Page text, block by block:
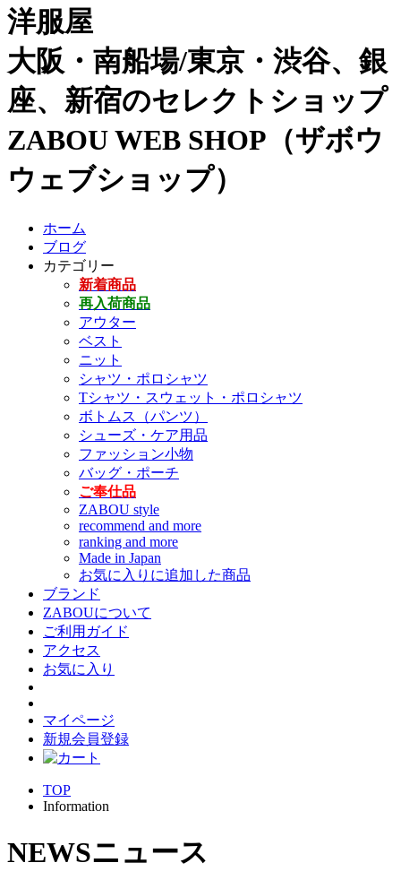
洋服屋
大阪・南船場/東京・渋谷、銀
座、新宿のセレクトショップ
ZABOU WEB SHOP（ザボウ
ウェブショップ）
ホーム
ブログ
カテゴリー
新着商品
再入荷商品
アウター
ベスト
ニット
シャツ・ポロシャツ
Tシャツ・スウェット・ポロシャツ
ボトムス（パンツ）
シューズ・ケア用品
ファッション小物
バッグ・ポーチ
ご奉仕品
ZABOU style
recommend and more
ranking and more
Made in Japan
お気に入りに追加した商品
ブランド
ZABOUについて
ご利用ガイド
アクセス
お気に入り
マイページ
新規会員登録
TOP
Information
NEWSニュース